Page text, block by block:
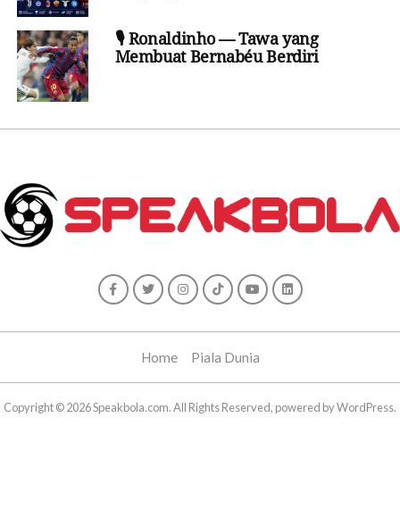
🎙️ Ronaldinho — Tawa yang
Membuat Bernabéu Berdiri
Home Piala Dunia
Copyright © 2026 Speakbola.com. All Rights Reserved, powered by WordPress.